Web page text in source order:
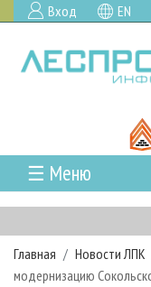
Вход EN
☰ Меню
ГЛАВНАЯ
РУБРИКИ И ТЕМЫ
РУБРИКИ ЖУРНАЛА
НОВОСТИ
Главная Новости ЛПК
модернизацию